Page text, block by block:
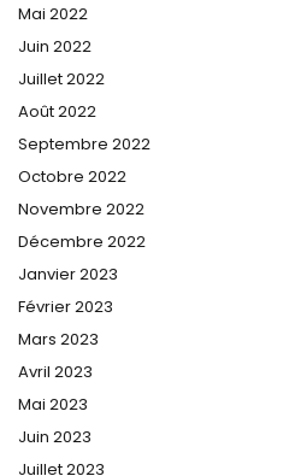
Mai 2022
Juin 2022
Juillet 2022
Août 2022
Septembre 2022
Octobre 2022
Novembre 2022
Décembre 2022
Janvier 2023
Février 2023
Mars 2023
Avril 2023
Mai 2023
Juin 2023
Juillet 2023